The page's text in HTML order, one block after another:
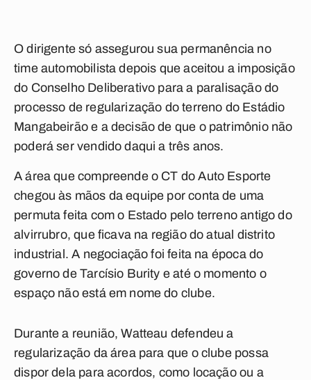
O dirigente só assegurou sua permanência no
time automobilista depois que aceitou a imposição
do Conselho Deliberativo para a paralisação do
processo de regularização do terreno do Estádio
Mangabeirão e a decisão de que o patrimônio não
poderá ser vendido daqui a três anos.
A área que compreende o CT do Auto Esporte
chegou às mãos da equipe por conta de uma
permuta feita com o Estado pelo terreno antigo do
alvirrubro, que ficava na região do atual distrito
industrial. A negociação foi feita na época do
governo de Tarcísio Burity e até o momento o
espaço não está em nome do clube.
Durante a reunião, Watteau defendeu a
regularização da área para que o clube possa
dispor dela para acordos, como locação ou a